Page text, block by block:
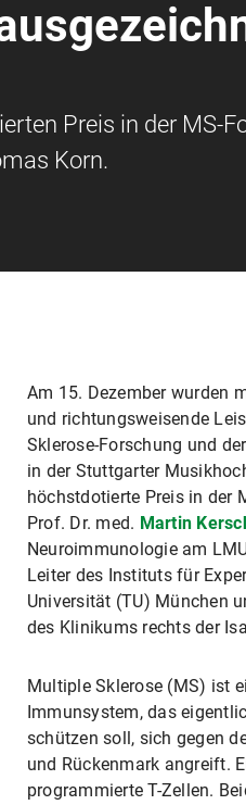
Preis in der MS-
Korn.
Am 15. Dezember wurden
und richtungsweisende
Sklerose-Forschung und
in der Stuttgarter
höchstdotierte Preis in der
Prof. Dr. med. Martin
Neuroimmunologie am
Leiter des Instituts für
Universität (TU) München
des Klinikums rechts der
Multiple Sklerose (MS) ist
Immunsystem, das
schützen soll, sich gegen
und Rückenmark angreift.
programmierte T-Zellen.